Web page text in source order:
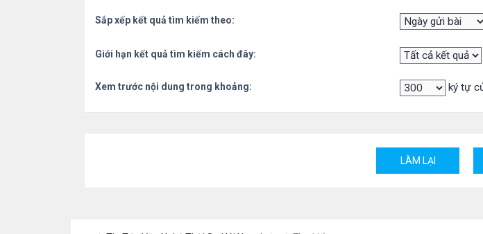
Sắp xếp kết quả tìm kiếm theo:
Giới hạn kết quả tìm kiếm cách đây:
Xem trước nội dung trong khoảng: ký tự